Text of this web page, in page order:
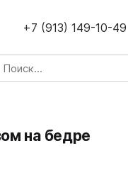
+7 (913) 149-10-49
на бедре